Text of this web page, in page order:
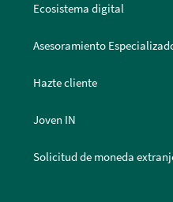
Ecosistema digital
Asesoramiento
Hazte cliente
Joven IN
Solicitud de moneda